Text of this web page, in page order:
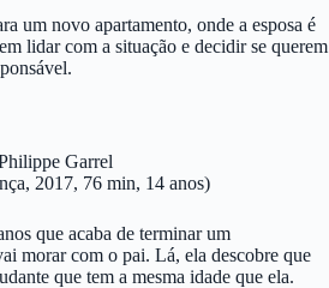
um novo apartamento, onde a esposa é
lidar com a situação e decidir se querem
Garrel
2017, 76 min, 14 anos)
que acaba de terminar um
morar com o pai. Lá, ela descobre que
que tem a mesma idade que ela.